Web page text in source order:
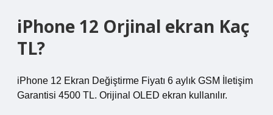
iPhone 12 Orjinal ekran Kaç
TL?
iPhone 12 Ekran Değiştirme Fiyatı 6 aylık GSM İletişim
Garantisi 4500 TL. Orijinal OLED ekran kullanılır.